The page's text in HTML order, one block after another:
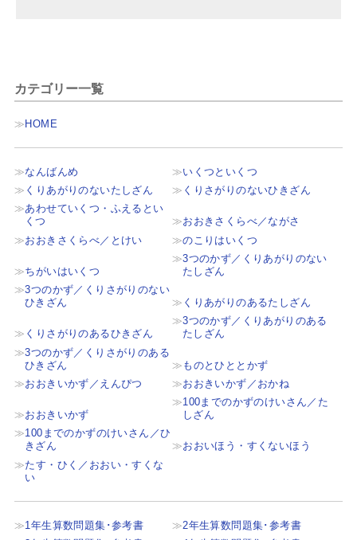
カテゴリー一覧
HOME
なんばんめ
いくつといくつ
くりあがりのないたしざん
くりさがりのないひきざん
あわせていくつ・ふえるとい
くつ
おおきさくらべ／ながさ
おおきさくらべ／とけい
のこりはいくつ
ちがいはいくつ
3つのかず／くりあがりのない
たしざん
3つのかず／くりさがりのない
ひきざん
くりあがりのあるたしざん
くりさがりのあるひきざん
3つのかず／くりあがりのある
たしざん
3つのかず／くりさがりのある
ひきざん
ものとひととかず
おおきいかず／えんぴつ
おおきいかず／おかね
おおきいかず
100までのかずのけいさん／た
しざん
100までのかずのけいさん／ひ
きざん
おおいほう・すくないほう
たす・ひく／おおい・すくな
い
1年生算数問題集･参考書
2年生算数問題集･参考書